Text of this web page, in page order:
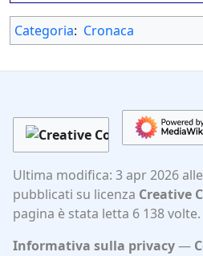
Categoria: Cronaca
Ultima modifica: 3 apr 2026
pubblicati su licenza Creative
pagina è stata letta 6 138 volte.
Informativa sulla privacy